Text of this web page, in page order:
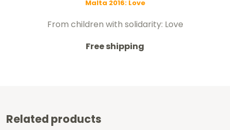
Malta 2016: Love
From children with solidarity: Love
Free shipping
Related products